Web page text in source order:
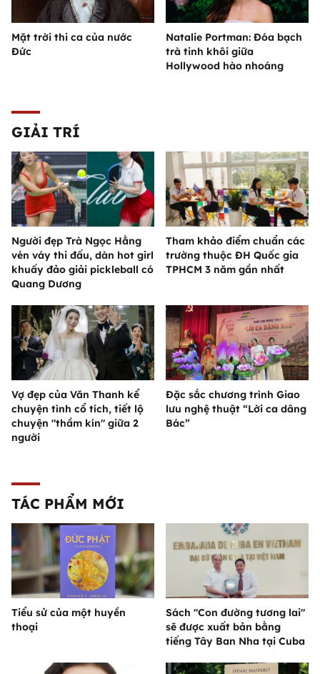
Mặt trời thi ca của nước
Đức
Natalie Portman: Đóa bạch
trà tinh khôi giữa
Hollywood hào nhoáng
GIẢI TRÍ
Người đẹp Trà Ngọc Hằng
vén váy thi đấu, dàn hot girl
khuấy đảo giải pickleball có
Quang Dương
Tham khảo điểm chuẩn các
trường thuộc ĐH Quốc gia
TPHCM 3 năm gần nhất
Vợ đẹp của Văn Thanh kể
chuyện tình cổ tích, tiết lộ
chuyện "thầm kín" giữa 2
người
Đặc sắc chương trình Giao
lưu nghệ thuật “Lời ca dâng
Bác”
TÁC PHẨM MỚI
Tiểu sử của một huyền
thoại
Sách "Con đường tương lai"
sẽ được xuất bản bằng
tiếng Tây Ban Nha tại Cuba